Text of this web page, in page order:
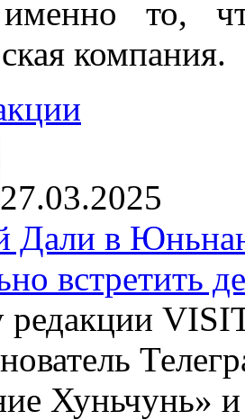
именно то,
компания.
27.03.2025
Дали в
встретить
редакции
Хуньчунь»